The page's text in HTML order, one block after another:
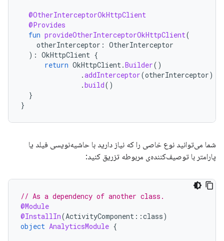
@OtherInterceptorOkHttpClient
@Provides
fun provideOtherInterceptorOkHttpClient(
otherInterceptor : OtherInterceptor
): OkHttpClient {
return OkHttpClient.Builder()
.addInterceptor(otherInterceptor)
.build()
}
}
شما می‌توانید نوع خاصی را که نیاز دارید با حاشیه‌نویسی فیلد یا
پارامتر با توصیف‌کننده‌ی مربوطه تزریق کنید:
// As a dependency of another class.
@Module
@InstallIn(ActivityComponent ::class)
object AnalyticsModule {